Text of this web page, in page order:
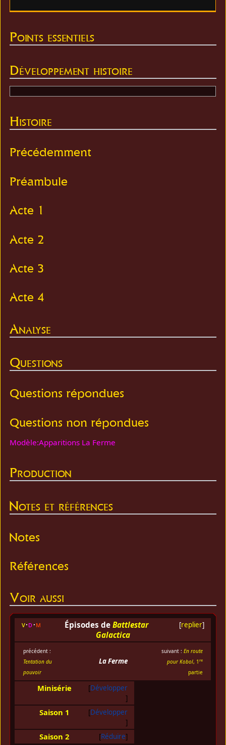
Points essentiels
Développement histoire
Histoire
Précédemment
Préambule
Acte 1
Acte 2
Acte 3
Acte 4
Analyse
Questions
Questions répondues
Questions non répondues
Modèle:Apparitions La Ferme
Production
Notes et références
Notes
Références
Voir aussi
[replier]
v d m Épisodes de Battlestar
Galactica
précédent :
Tentation du
pouvoir
La Ferme
suivant : En route
pour Kobol, 1 re
partie
Développer
Minisérie
Développer
Saison 1
Réduire
Saison 2